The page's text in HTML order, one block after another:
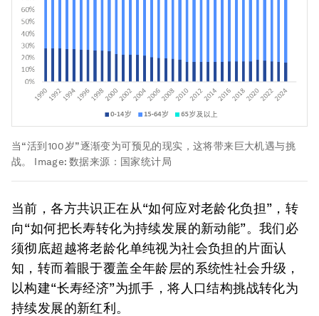
当“活到100岁”逐渐变为可预见的现实，这将带来巨大机遇与挑
战。
Image:数据来源：国家统计局
当前，各方共识正在从“如何应对老龄化负担”，转
向“如何把长寿转化为持续发展的新动能”。我们必
须彻底超越将老龄化单纯视为社会负担的片面认
知，转而着眼于覆盖全年龄层的系统性社会升级，
以构建“长寿经济”为抓手，将人口结构挑战转化为
持续发展的新红利。